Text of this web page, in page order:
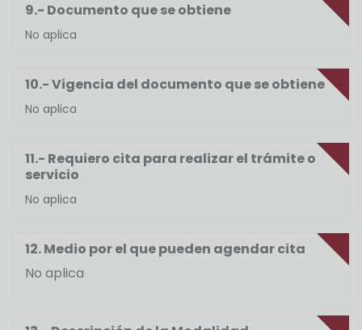
9.- Documento que se obtiene
No aplica
10.- Vigencia del documento que se obtiene
No aplica
11.- Requiero cita para realizar el trámite o
servicio
No aplica
12. Medio por el que pueden agendar cita
No aplica